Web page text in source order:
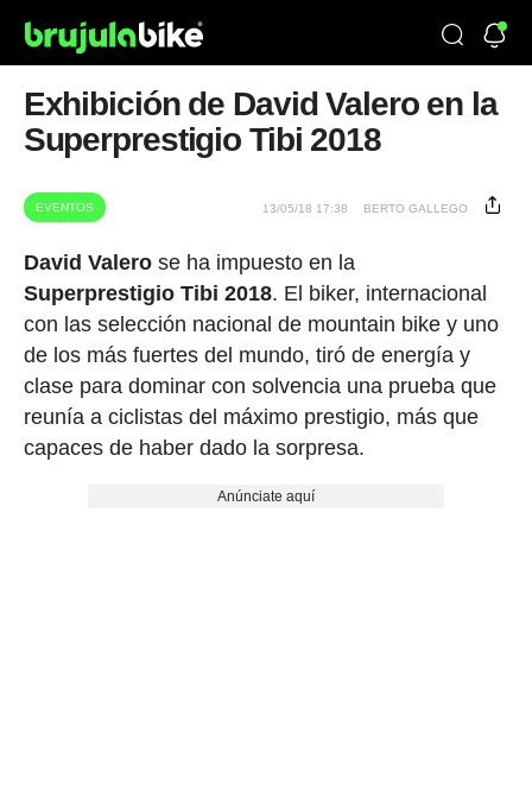
Exhibición de David Valero en la
Superprestigio Tibi 2018
EVENTOS 13/05/18 17:38 BERTO GALLEGO
David Valerose ha impuesto en la
Superprestigio Tibi 2018. El biker, internacional
con las selección nacional de mountain bike y uno
de los más fuertes del mundo, tiró de energía y
clase para dominar con solvencia una prueba que
reunía a ciclistas del máximo prestigio, más que
capaces de haber dado la sorpresa.
Anúnciate aquí